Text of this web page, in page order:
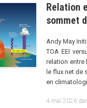
Relation
sommet
Andy May
TOA EEI
relation entre
le flux net de
en
4 mai 2026